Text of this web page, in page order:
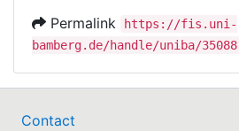
Permalink
https://fis.uni-
bamberg.de/handle/uniba/35088
Contact